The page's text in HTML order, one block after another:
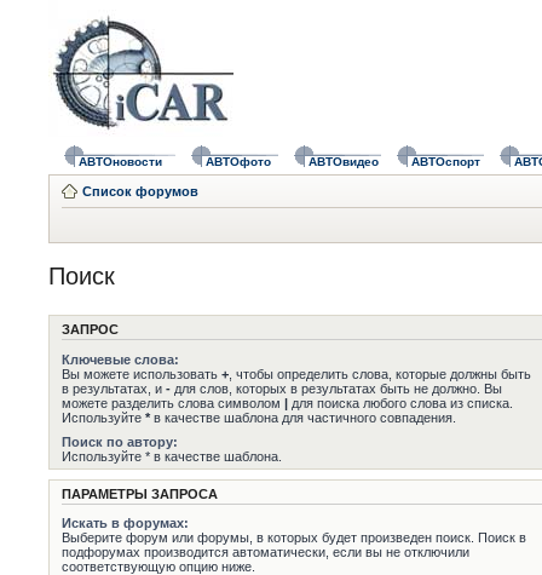
АВТОновости АВТОфото АВТОвидео АВТОспорт
Список форумов
Поиск
ЗАПРОС
Ключевые слова:
Вы можете использовать + , чтобы определить слова, которые должны быть
в результатах, и - для слов, которых в результатах быть не должно. Вы
можете разделить слова символом | для поиска любого слова из списка.
Используйте * в качестве шаблона для частичного совпадения.
Поиск по автору:
Используйте * в качестве шаблона.
ПАРАМЕТРЫ ЗАПРОСА
Искать в форумах:
Выберите форум или форумы, в которых будет произведен поиск. Поиск в
подфорумах производится автоматически, если вы не отключили
соответствующую опцию ниже.